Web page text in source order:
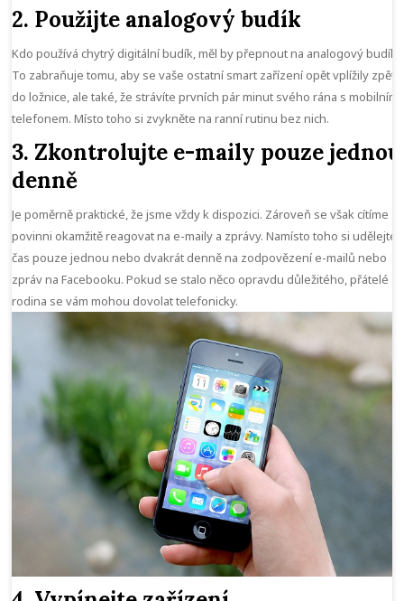
2. Použijte analogový budík
Kdo používá chytrý digitální budík, měl by přepnout na analogový budík.
To zabraňuje tomu, aby se vaše ostatní smart zařízení opět vplížily zpět
do ložnice, ale také, že strávíte prvních pár minut svého rána s mobilním
telefonem. Místo toho si zvykněte na ranní rutinu bez nich.
3. Zkontrolujte e-maily pouze jednou
denně
Je poměrně praktické, že jsme vždy k dispozici. Zároveň se však cítíme
povinni okamžitě reagovat na e-maily a zprávy. Namísto toho si udělejte
čas pouze jednou nebo dvakrát denně na zodpovězení e-mailů nebo
zpráv na Facebooku. Pokud se stalo něco opravdu důležitého, přátelé a
rodina se vám mohou dovolat telefonicky.